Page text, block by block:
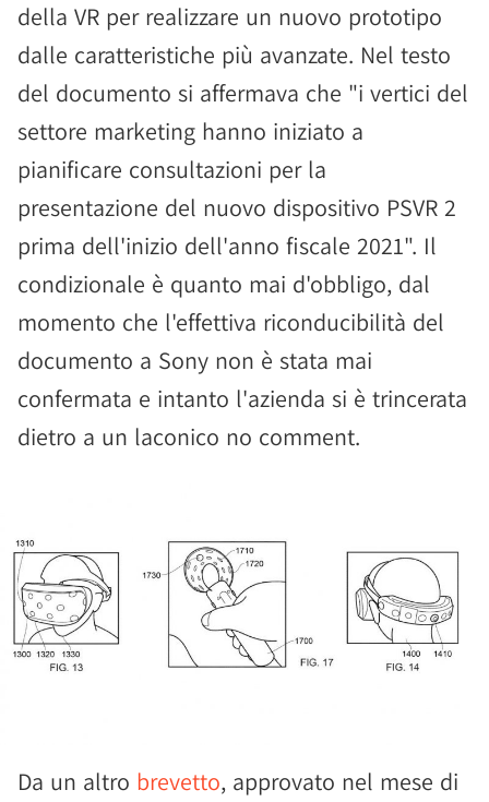
della VR per realizzare un nuovo prototipo
dalle caratteristiche più avanzate. Nel testo
del documento si affermava che "i vertici del
settore marketing hanno iniziato a
pianificare consultazioni per la
presentazione del nuovo dispositivo PSVR 2
prima dell'inizio dell'anno fiscale 2021". Il
condizionale è quanto mai d'obbligo, dal
momento che l'effettiva riconducibilità del
documento a Sony non è stata mai
confermata e intanto l'azienda si è trincerata
dietro a un laconico no comment.
Da un altro brevetto, approvato nel mese di